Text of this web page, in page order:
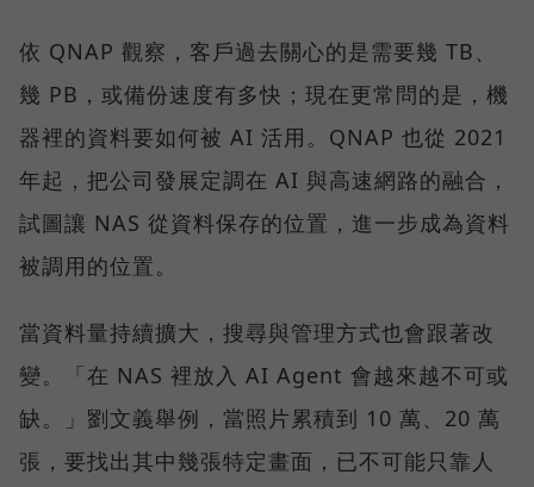
依 QNAP 觀察，客戶過去關心的是需要幾 TB、
幾 PB，或備份速度有多快；現在更常問的是，機
器裡的資料要如何被 AI 活用。QNAP 也從 2021
年起，把公司發展定調在 AI 與高速網路的融合，
試圖讓 NAS 從資料保存的位置，進一步成為資料
被調用的位置。
當資料量持續擴大，搜尋與管理方式也會跟著改
變。「在 NAS 裡放入 AI Agent 會越來越不可或
缺。」劉文義舉例，當照片累積到 10 萬、20 萬
張，要找出其中幾張特定畫面，已不可能只靠人